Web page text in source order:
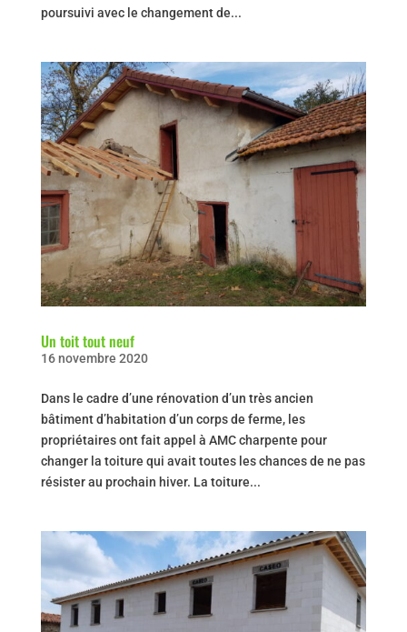
poursuivi avec le changement de...
Un toit tout neuf
16 novembre 2020
Dans le cadre d’une rénovation d’un très ancien
bâtiment d’habitation d’un corps de ferme, les
propriétaires ont fait appel à AMC charpente pour
changer la toiture qui avait toutes les chances de ne pas
résister au prochain hiver. La toiture...